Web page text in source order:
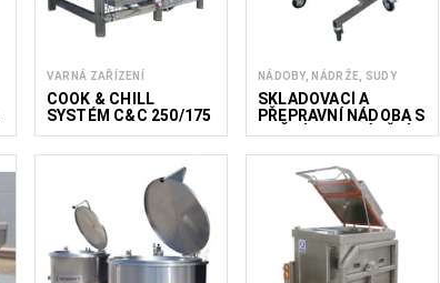
VARNÁ ZAŘÍZENÍ
COOK & CHILL
SYSTÉM C&C 250/175
NÁDOBY, NÁDRŽE, SUDY
SKLADOVACÍ A
PŘEPRAVNÍ NÁDOBA S
RUČNÍM NAKLÁPĚNÍM